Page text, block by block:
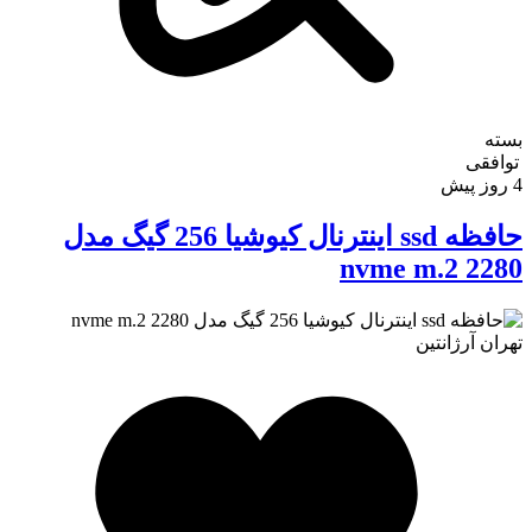
بسته
توافقی
حافظه ssd اینترنال کیوشیا 256 گیگ مدل
nvme m.2 2280
تهرانآرژانتین